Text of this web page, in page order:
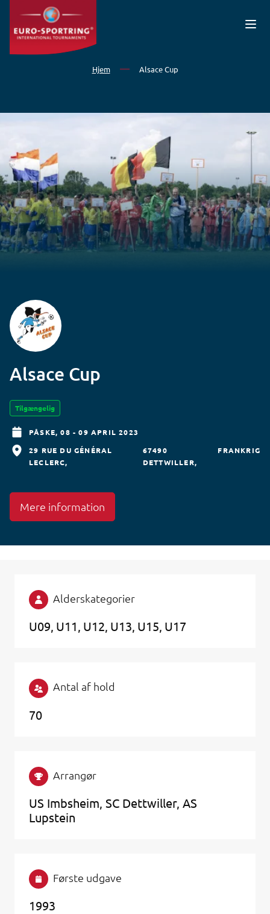
Gå til hovedindhold
Hjem Alsace Cup
Alsace Cup
Tilgængelig
PÅSKE,08 - 09 APRIL 2023
29 RUE DU GÉNÉRAL
LECLERC
67490
DETTWILLER
FRANKRIG
Mere information
Alderskategorier
U09 U11 U12 U13 U15 U17
Antal af hold
70
Arrangør
US Imbsheim, SC Dettwiller, AS
Lupstein
Første udgave
1993